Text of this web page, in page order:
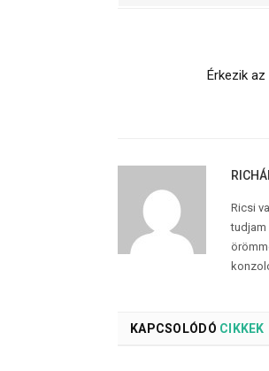
Érkezik az
Ricsi
tudjam
KAPCSOLÓDÓ CIKKEK